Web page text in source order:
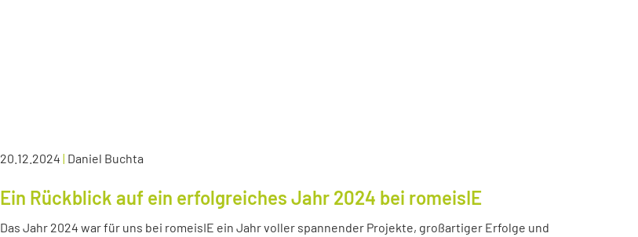
20.12.2024 | Daniel Buchta
Ein Rückblick auf ein erfolgreiches Jahr 2024 bei romeisIE
Das Jahr 2024 war für uns bei romeisIE ein Jahr voller spannender Projekte, großartiger Erfolge und